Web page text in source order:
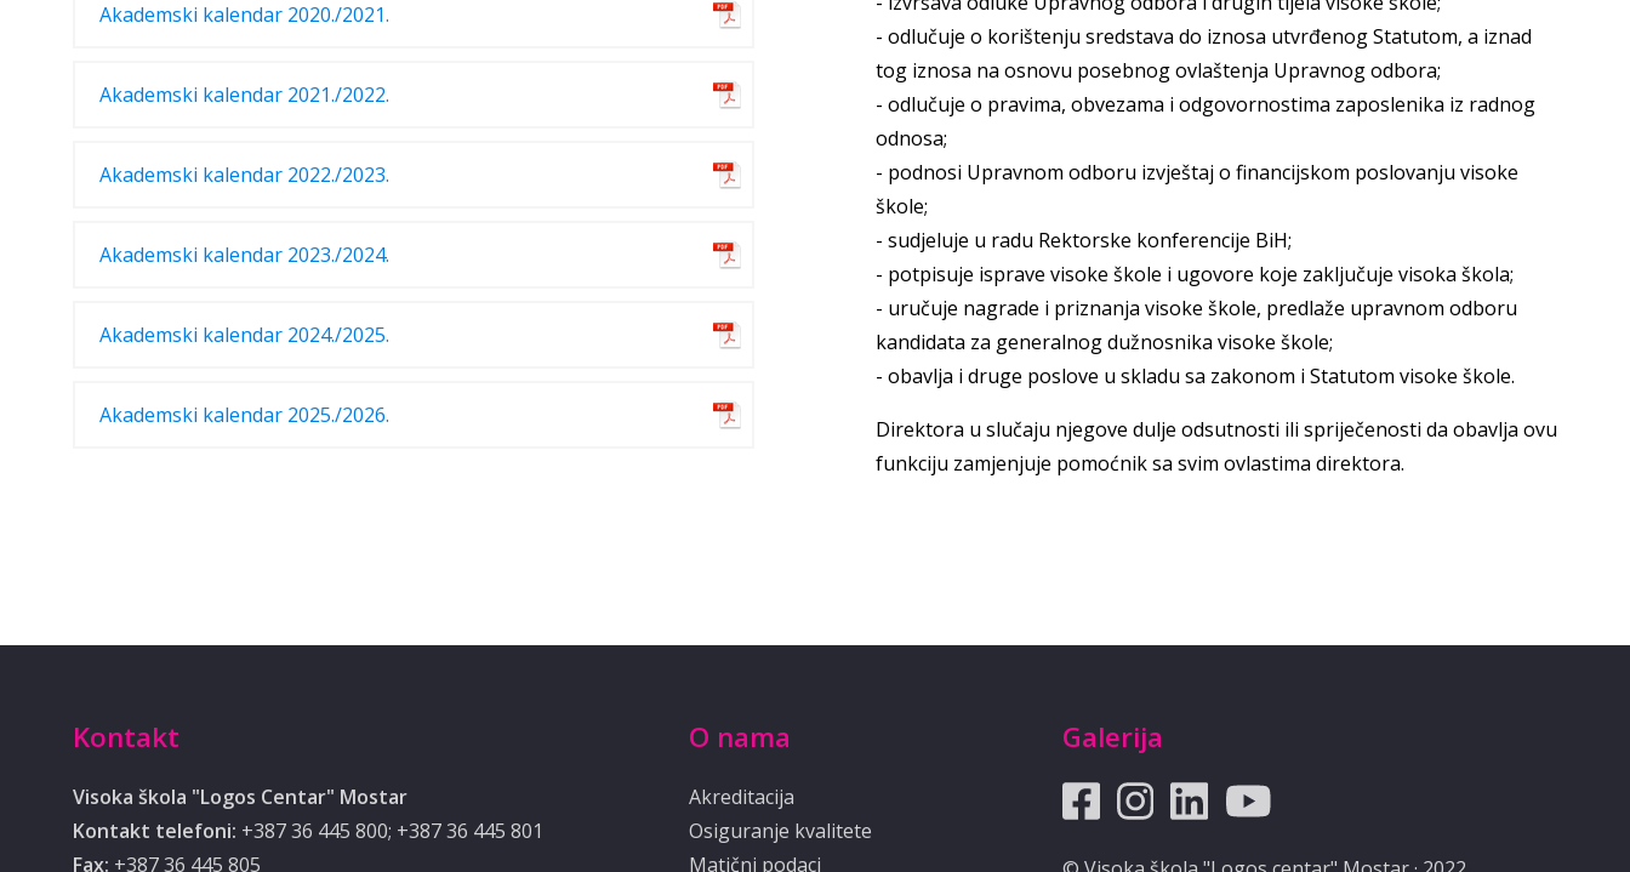
Akademski kalendar 2020./2021.
Akademski kalendar 2021./2022.
Akademski kalendar 2022./2023.
Akademski kalendar 2023./2024.
Akademski kalendar 2024./2025.
Akademski kalendar 2025./2026.
- odlučuje o korištenju sredstava do iznosa utvrđenog Statutom, a iznad
tog iznosa na osnovu posebnog ovlaštenja Upravnog odbora;
- odlučuje o pravima, obvezama i odgovornostima zaposlenika iz radnog
odnosa;
- podnosi Upravnom odboru izvještaj o financijskom poslovanju visoke
škole;
- sudjeluje u radu Rektorske konferencije BiH;
- potpisuje isprave visoke škole i ugovore koje zaključuje visoka škola;
- uručuje nagrade i priznanja visoke škole, predlaže upravnom odboru
kandidata za generalnog dužnosnika visoke škole;
- obavlja i druge poslove u skladu sa zakonom i Statutom visoke škole.
Direktora u slučaju njegove dulje odsutnosti ili spriječenosti da obavlja ovu
funkciju zamjenjuje pomoćnik sa svim ovlastima direktora.
Kontakt
Visoka škola "Logos Centar" Mostar
Kontakt telefoni: +387 36 445 800; +387 36 445 801
Fax: +387 36 445 805
O nama
Akreditacija
Osiguranje kvalitete
Matični podaci
Galerija